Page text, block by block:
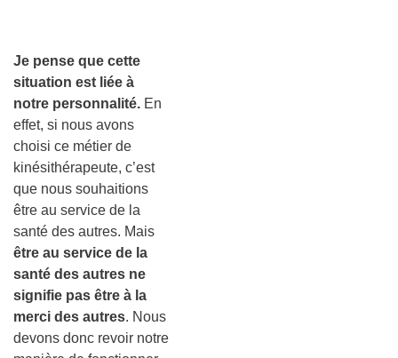
Je pense que cette
situation est liée à
notre personnalité. En
effet, si nous avons
choisi ce métier de
kinésithérapeute, c’est
que nous souhaitions
être au service de la
santé des autres. Mais
être au service de la
santé des autres ne
signifie pas être à la
merci des autres. Nous
devons donc revoir notre